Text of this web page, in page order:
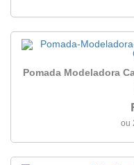
Pomada Modeladora
ou